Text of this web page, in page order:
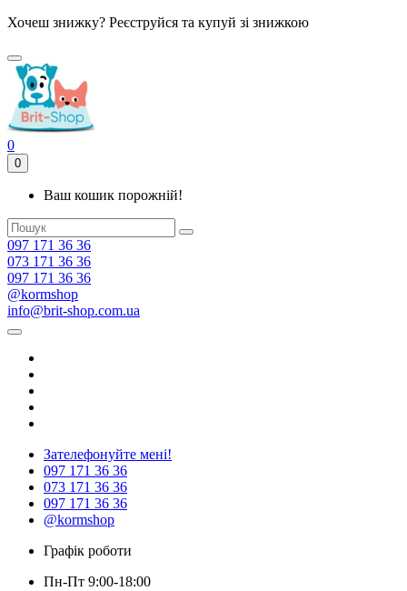
Хочеш знижку? Реєструйся та купуй зі знижкою
0
0
Ваш кошик порожній!
097 171 36 36
073 171 36 36
097 171 36 36
@kormshop
info@brit-shop.com.ua
Зателефонуйте мені!
097 171 36 36
073 171 36 36
097 171 36 36
@kormshop
Графік роботи
Пн-Пт 9:00-18:00